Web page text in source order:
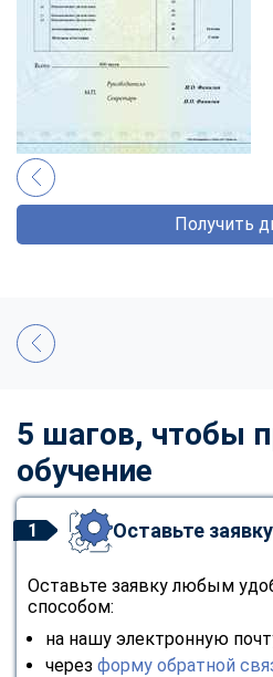
Получить
5 шагов, чтобы
обучение
1 Оставьте заявку
Оставьте заявку любым
способом:
на нашу электронную
через форму обратной